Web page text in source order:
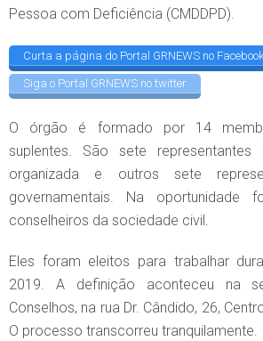
Pessoa com Deficiência (CMDDPD).
Curta a página do Portal GRNEWS no Facebook
Siga o Portal GRNEWS no twitter
O órgão é formado por 14
suplentes. São sete
organizada e outros sete
governamentais. Na oportunidade
conselheiros da sociedade civil.
Eles foram eleitos para trabalhar
2019. A definição aconteceu na
Conselhos, na rua Dr. Cândido, 26,
O processo transcorreu tranquilamente.